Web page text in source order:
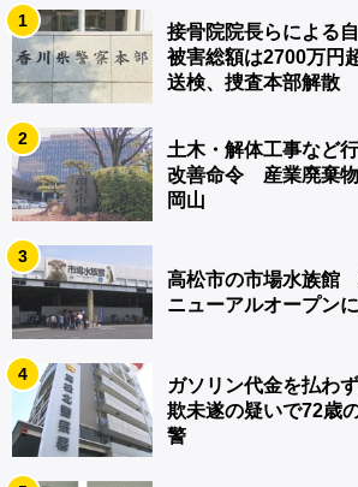
1
接骨院院長らによる
被害総額は2700万
送検、捜査本部解散
2
土木・解体工事など
改善命令 産業廃棄
岡山
3
高松市の市場水族館
ニューアルオープン
4
ガソリン代金を払わ
欺未遂の疑いで72歳
警